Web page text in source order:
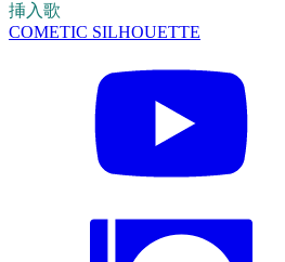
挿入歌
COMETIC SILHOUETTE